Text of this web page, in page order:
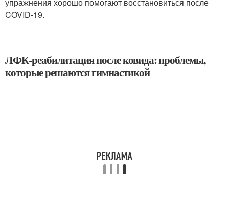
COVID-19.
ЛФК-реабилитация после ковида: проблемы,
которые решаются гимнастикой